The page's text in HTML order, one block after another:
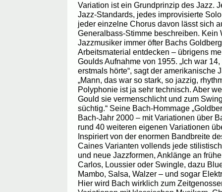
Variation ist ein Grundprinzip des Jazz.
Jazz-Standards, jedes improvisierte
jeder einzelne Chorus davon lässt sich
Generalbass-Stimme beschreiben. Kein
Jazzmusiker immer öfter Bachs
Arbeitsmaterial entdecken – übrigens
Goulds Aufnahme von 1955. „Ich war
erstmals hörte“, sagt der amerikanische
„Mann, das war so stark, so jazzig,
Polyphonie ist ja sehr technisch. Aber
Gould sie vermenschlicht und zum
süchtig.“ Seine Bach-Hommage
Bach-Jahr 2000 – mit Variationen über
rund 40 weiteren eigenen Variationen
Inspiriert von der enormen Bandbreite
Caines Varianten vollends jede
und neue Jazzformen, Anklänge an
Carlos, Loussier oder Swingle, dazu
Mambo, Salsa, Walzer – und sogar
Hier wird Bach wirklich zum